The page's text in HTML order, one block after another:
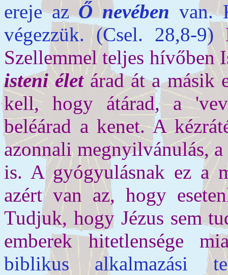
ereje azŐ nevében van.
végezzük. (Csel. 28,8-9)
Szellemmel teljes hívőben
isteni élet árad át a másik
kell, hogy átárad, a
beléárad a kenet. A
azonnali megnyilvánulás,
is. A gyógyulásnak ez a
azért van az, hogy
Tudjuk, hogy Jézus sem
emberek hitetlensége
biblikus alkalmazási